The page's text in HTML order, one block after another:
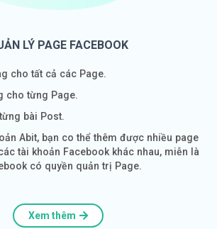
LÝ PAGE FACEBOOK
cho tất cả các Page.
cho từng Page.
bài Post.
Abit, bạn co thể thêm được nhiều page
tài khoản Facebook khác nhau, miễn là
có quyền quản trị Page.
Xem thêm